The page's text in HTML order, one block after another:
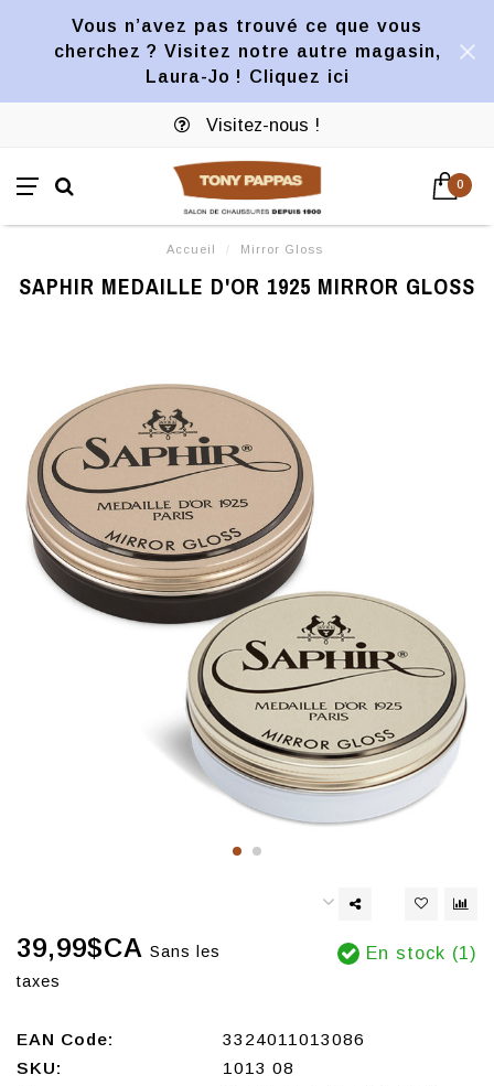
Vous n’avez pas trouvé ce que vous
cherchez ? Visitez notre autre magasin,
Laura-Jo ! Cliquez ici
Visitez-nous !
0
Accueil / Mirror Gloss
SAPHIR MEDAILLE D'OR 1925 MIRROR GLOSS
39,99$CA Sans les
taxes
En stock (1)
EAN Code:
3324011013086
SKU:
1013 08